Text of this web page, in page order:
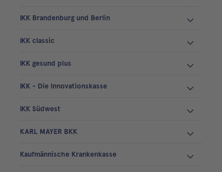
IKK Brandenburg und Berlin
IKK classic
IKK gesund plus
IKK - Die Innovationskasse
IKK Südwest
KARL MAYER BKK
Kaufmännische Krankenkasse